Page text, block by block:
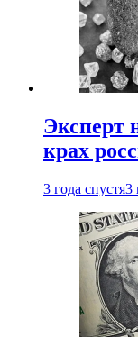
Эксперт
крах
3 года спустя3